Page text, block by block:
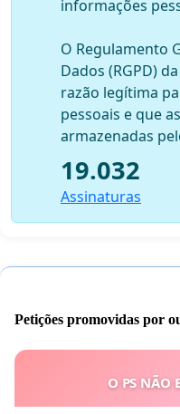
informações
O Regulamento
Dados (RGPD)
razão legítima
pessoais e que
armazenadas
19.032
Assinaturas
Petições promovidas por
O PS NÃO